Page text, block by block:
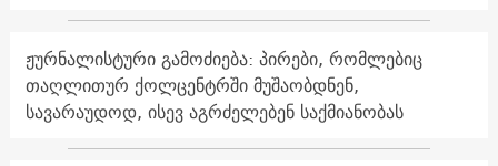
ჟურნალისტური გამოძიება: პირები, რომლებიც
თაღლითურ ქოლცენტრში მუშაობდნენ,
სავარაუდოდ, ისევ აგრძელებენ საქმიანობას